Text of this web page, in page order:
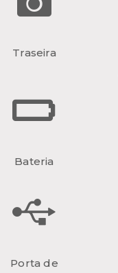
Traseira
Bateria
Porta de